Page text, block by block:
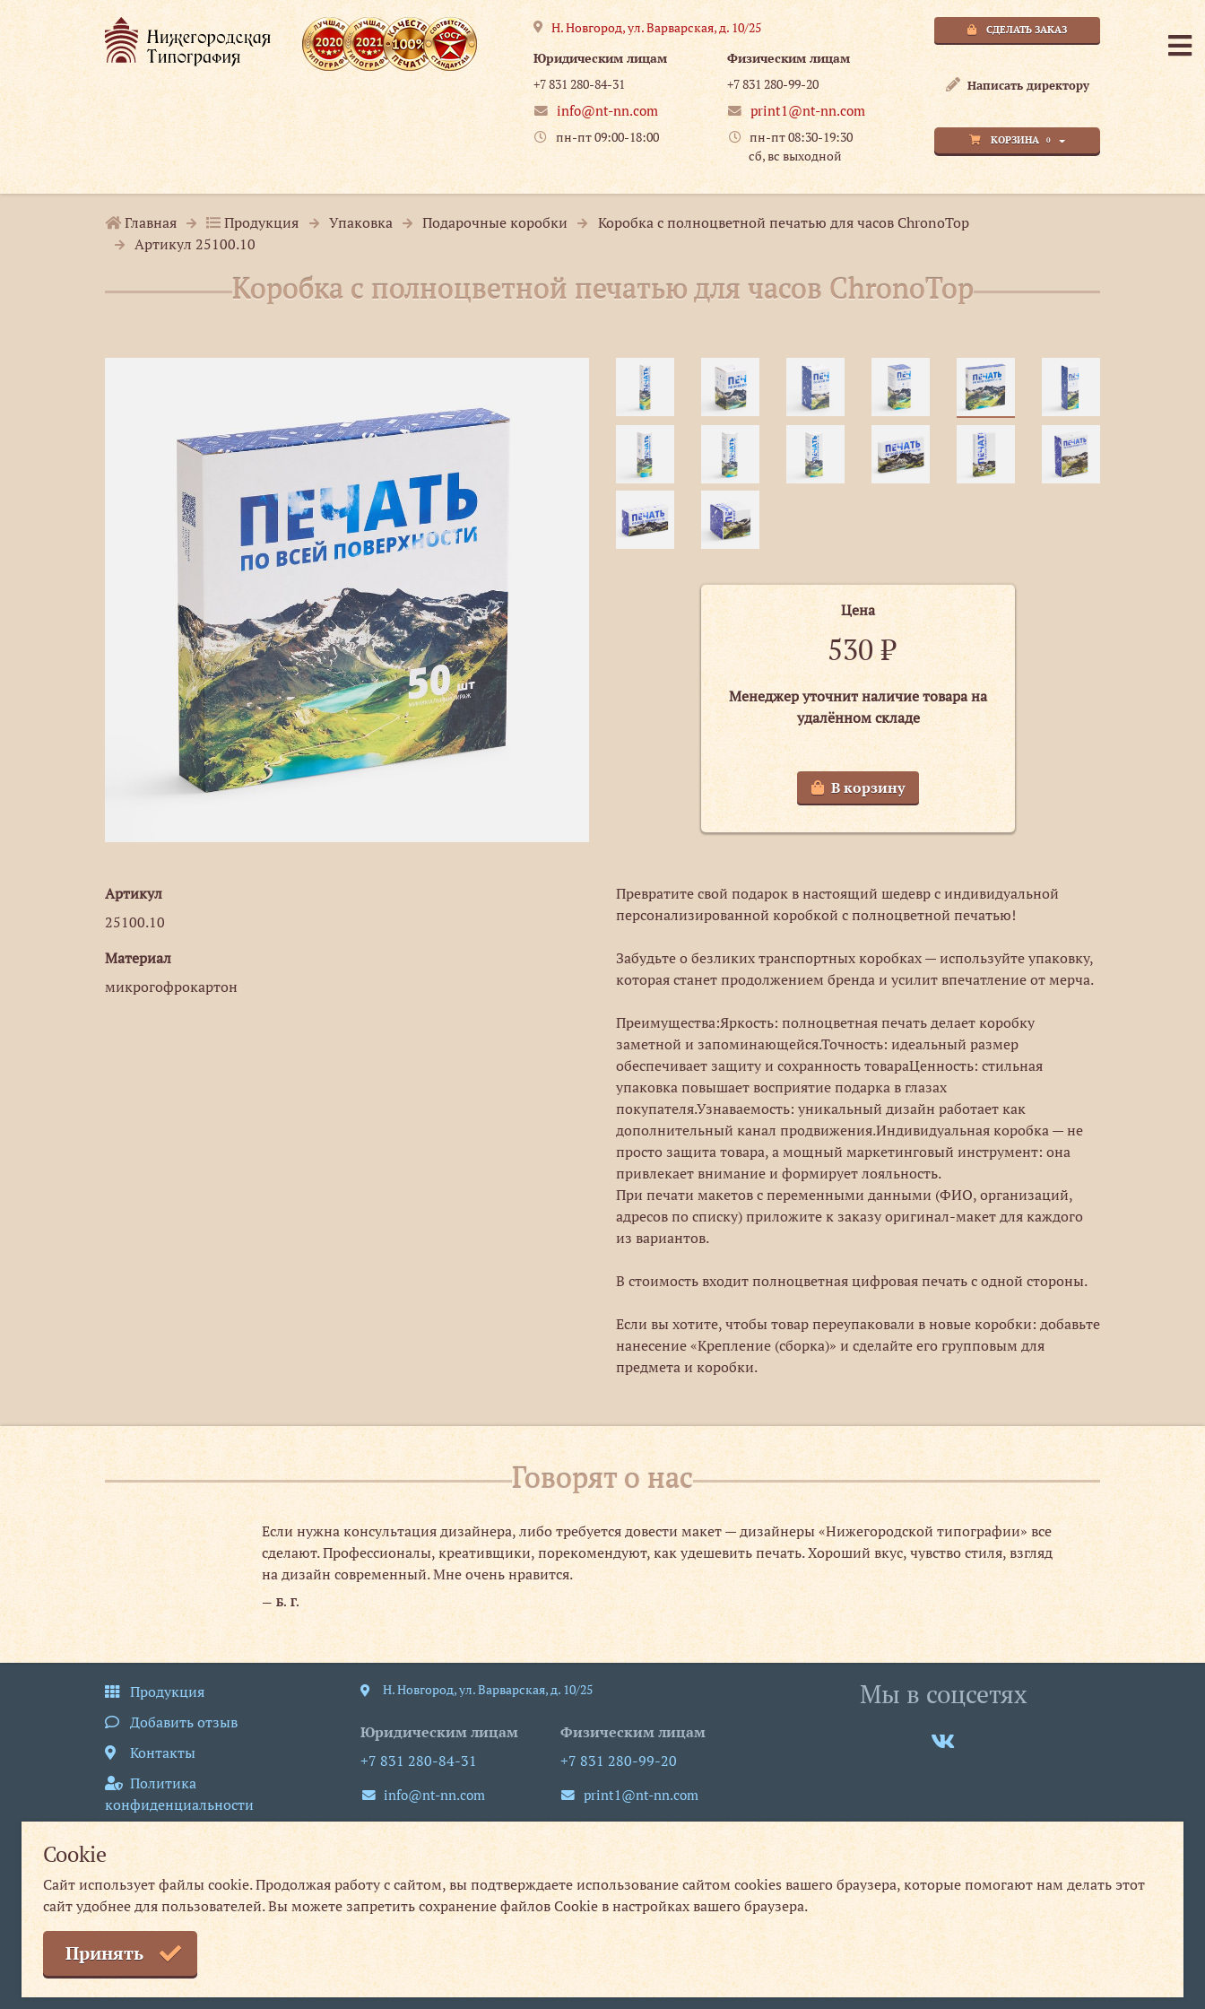
Cookie
Сайт использует файлы cookie. Продолжая работу с сайтом, вы подтверждаете использование сайтом cookies вашего браузера, которые помогают нам делать этот
сайт удобнее для пользователей. Вы можете запретить сохранение файлов Cookie в настройках вашего браузера.
Принять
Н. Новгород,ул. Варварская, д. 10/25
Юридическим лицам
+7 831 280-84-31
info@nt-nn.com
пн-пт 09:00-18:00
Физическим лицам
+7 831 280-99-20
print1@nt-nn.com
пн-пт 08:30-19:30
сб, вс выходной
СДЕЛАТЬ ЗАКАЗ
Написать директору
КОРЗИНА 0
Главная Продукция Упаковка Подарочные коробки
Коробка с полноцветной печатью для часов ChronoTop
Артикул 25100.10
Коробка с полноцветной печатью для часов ChronoTop
Цена
530₽
Менеджер уточнит наличие товара на
удалённом складе
В корзину
Артикул
25100.10
Материал
микрогофрокартон
Превратите свой подарок в настоящий шедевр с индивидуальной
персонализированной коробкой с полноцветной печатью!
Забудьте о безликих транспортных коробках — используйте упаковку,
которая станет продолжением бренда и усилит впечатление от мерча.
Преимущества:Яркость: полноцветная печать делает коробку
заметной и запоминающейся.Точность: идеальный размер
обеспечивает защиту и сохранность товараЦенность: стильная
упаковка повышает восприятие подарка в глазах
покупателя.Узнаваемость: уникальный дизайн работает как
дополнительный канал продвижения.Индивидуальная коробка — не
просто защита товара, а мощный маркетинговый инструмент: она
привлекает внимание и формирует лояльность.
При печати макетов с переменными данными (ФИО, организаций,
адресов по списку) приложите к заказу оригинал-макет для каждого
из вариантов.
В стоимость входит полноцветная цифровая печать с одной стороны.
Если вы хотите, чтобы товар переупаковали в новые коробки: добавьте
нанесение «Крепление (сборка)» и сделайте его групповым для
предмета и коробки.
Говорят о нас
менеджеры
Если нужна консультация дизайнера, либо требуется довести макет — дизайнеры «Нижегородской типографии» все
сделают. Профессионалы, креативщики, порекомендуют, как удешевить печать. Хороший вкус, чувство стиля, взгляд
на дизайн современный. Мне очень нравится.
Б. Г.
Продукция
Добавить отзыв
Контакты
Политика
конфиденциальности
Пользовательское
соглашение
Публичная оферта
Н. Новгород,ул. Варварская, д. 10/25
Юридическим лицам
+7 831 280-84-31
info@nt-nn.com
пн-пт 09:00-18:00
Физическим лицам
+7 831 280-99-20
print1@nt-nn.com
пн-пт 08:30-19:30
сб, вс выходной
Мы в соцсетях
© 2013–2026 Нижегородская типография